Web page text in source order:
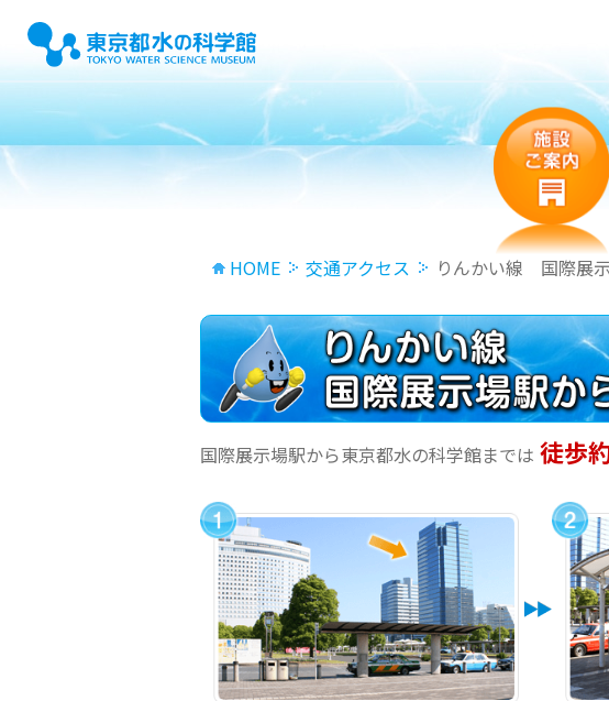
HOME 交通アクセス りんかい線 国際展
国際展示場駅から東京都水の科学館までは 徒歩